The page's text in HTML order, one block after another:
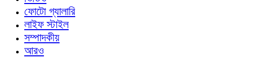
ফোটো গ্যালারি
লাইফ স্টাইল
সম্পাদকীয়
আরও